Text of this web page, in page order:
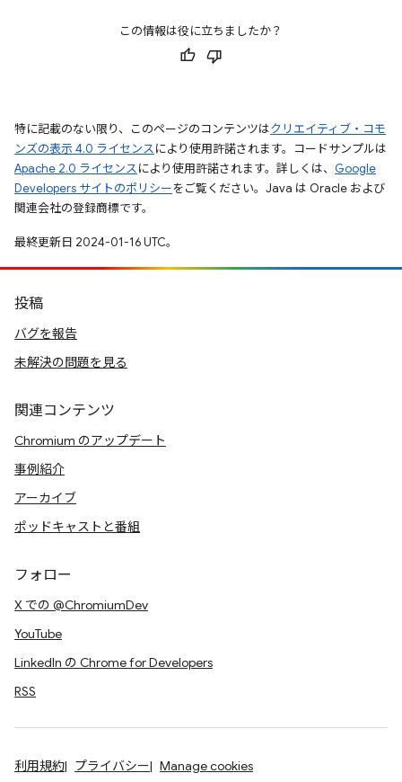
この情報は役に立ちましたか？
特に記載のない限り、このページのコンテンツはクリエイティブ・コモ
ンズの表示 4.0 ライセンスにより使用許諾されます。コードサンプルは
Apache 2.0 ライセンスにより使用許諾されます。詳しくは、 Google
Developers サイトのポリシーをご覧ください。Java は Oracle および
関連会社の登録商標です。
最終更新日 2024-01-16 UTC。
投稿
バグを報告
未解決の問題を見る
関連コンテンツ
Chromium のアップデート
事例紹介
アーカイブ
ポッドキャストと番組
フォロー
X での @ChromiumDev
YouTube
LinkedIn の Chrome for Developers
RSS
利用規約 プライバシー Manage cookies